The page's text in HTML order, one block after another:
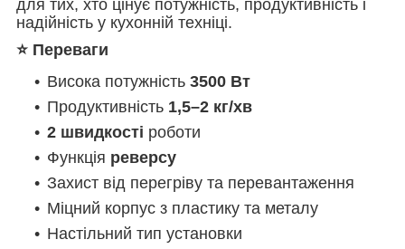
для тих, хто цінує потужність, продуктивність і
надійність у кухонній техніці.
⭐ Переваги
Висока потужність 3500 Вт
Продуктивність 1,5–2 кг/хв
2 швидкості роботи
Функція реверсу
Захист від перегріву та перевантаження
Міцний корпус з пластику та металу
Настільний тип установки